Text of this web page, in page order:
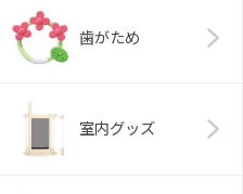
歯がため
室内グッズ